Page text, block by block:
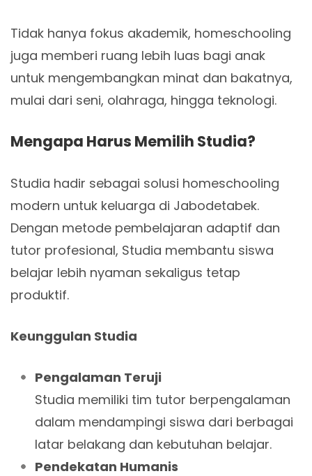
Tidak hanya fokus akademik, homeschooling
juga memberi ruang lebih luas bagi anak
untuk mengembangkan minat dan bakatnya,
mulai dari seni, olahraga, hingga teknologi.
Mengapa Harus Memilih Studia?
Studia hadir sebagai solusi homeschooling
modern untuk keluarga di Jabodetabek.
Dengan metode pembelajaran adaptif dan
tutor profesional, Studia membantu siswa
belajar lebih nyaman sekaligus tetap
produktif.
Keunggulan Studia
Pengalaman Teruji
Studia memiliki tim tutor berpengalaman
dalam mendampingi siswa dari berbagai
latar belakang dan kebutuhan belajar.
Pendekatan Humanis